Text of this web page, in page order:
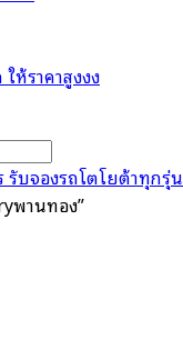
ห้ราคาสูงงง
บจองรถโตโยต้าทุกรุ่น
พานทอง”